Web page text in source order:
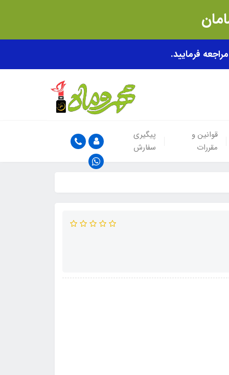
قوانین و
مقررات
پیگیری
سفارش